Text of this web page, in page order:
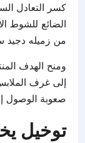
كسر التعادل
من زميله دجيد
ومنح الهدف
إلى غرف
صعوبة الوصول
توخيل